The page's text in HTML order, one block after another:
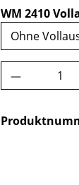
WM 2410
Produkt